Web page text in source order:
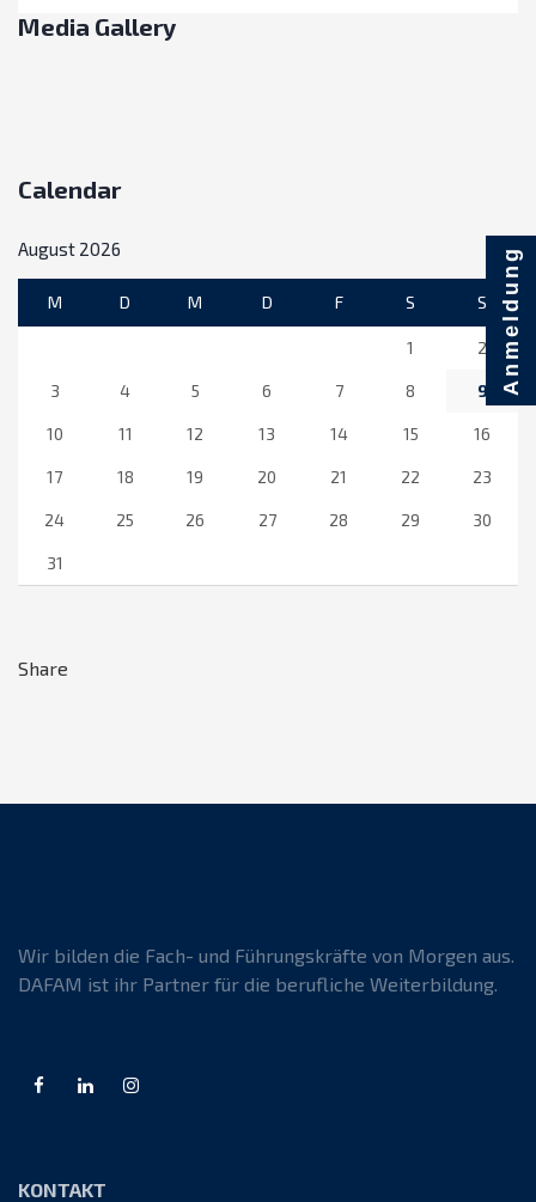
Media Gallery
Calendar
August 2026
M D M D F S S
1 2
3 4 5 6 7 8 9
10 11 12 13 14 15 16
17 18 19 20 21 22 23
24 25 26 27 28 29 30
31
Share
Wir bilden die Fach- und Führungskräfte von Morgen aus.
DAFAM ist ihr Partner für die berufliche Weiterbildung.
KONTAKT
Anmeldung